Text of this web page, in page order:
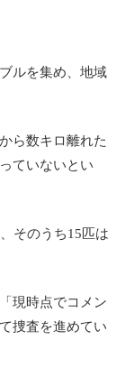
ルを集め、地域
ら数キロ離れた
ていないとい
そのうち15匹は
現時点でコメン
捜査を進めてい